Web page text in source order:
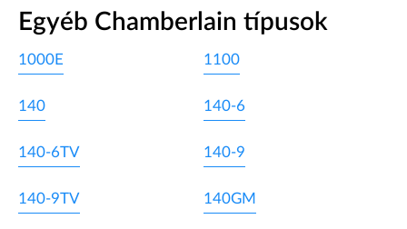
Egyéb Chamberlain típusok
1000E 1100
140 140-6
140-6TV 140-9
140-9TV 140GM